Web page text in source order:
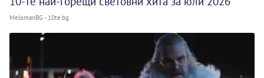
MelomanBG - 10te.bg